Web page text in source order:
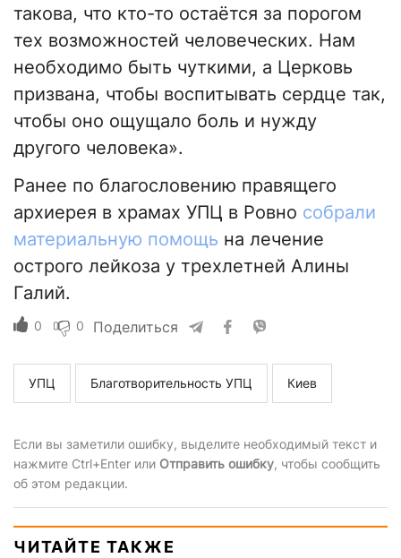
такова, что кто-то остаётся за порогом
тех возможностей человеческих. Нам
необходимо быть чуткими, а Церковь
призвана, чтобы воспитывать сердце так,
чтобы оно ощущало боль и нужду
другого человека».
Ранее по благословению правящего
архиерея в храмах УПЦ в Ровно собрали
материальную помощь на лечение
острого лейкоза у трехлетней Алины
Галий.
0 0 Поделиться
УПЦ Благотворительность УПЦ Киев
Если вы заметили ошибку, выделите необходимый текст и
нажмите Ctrl+Enter или Отправить ошибку, чтобы сообщить
об этом редакции.
ЧИТАЙТЕ ТАКЖЕ